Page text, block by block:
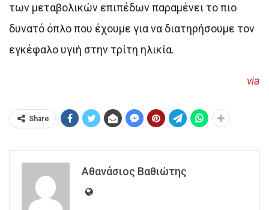
των μεταβολικών επιπέδων παραμένει το πιο
δυνατό όπλο που έχουμε για να διατηρήσουμε τον
εγκέφαλο υγιή στην τρίτη ηλικία.
via
Share
Αθανάσιος Βαθιώτης